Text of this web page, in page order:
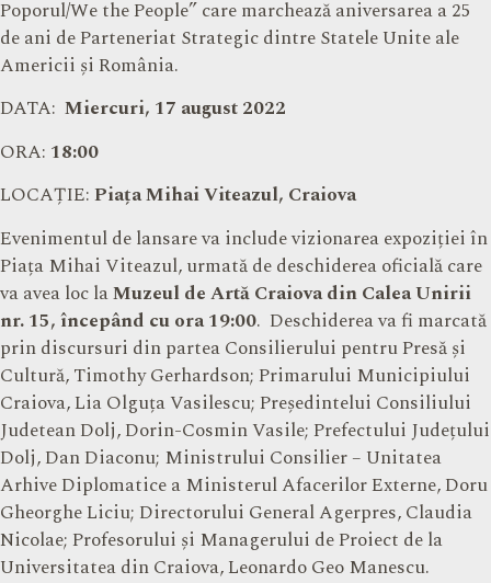
Poporul/We the People” care marchează aniversarea a 25
de ani de Parteneriat Strategic dintre Statele Unite ale
Americii și România.
DATA: Miercuri, 17 august 2022
ORA: 18:00
LOCAȚIE:Piața Mihai Viteazul, Craiova
Evenimentul de lansare va include vizionarea expoziției în
Piața Mihai Viteazul, urmată de deschiderea oficială care
va avea loc laMuzeul de Artă Craiova din Calea Unirii
nr. 15, începând cu ora 19:00. Deschiderea va fi marcată
prin discursuri din partea Consilierului pentru Presă și
Cultură, Timothy Gerhardson; Primarului Municipiului
Craiova, Lia Olguța Vasilescu; Președintelui Consiliului
Judetean Dolj, Dorin-Cosmin Vasile; Prefectului Județului
Dolj, Dan Diaconu; Ministrului Consilier – Unitatea
Arhive Diplomatice a Ministerul Afacerilor Externe, Doru
Gheorghe Liciu; Directorului General Agerpres, Claudia
Nicolae; Profesorului și Managerului de Proiect de la
Universitatea din Craiova, Leonardo Geo Manescu.